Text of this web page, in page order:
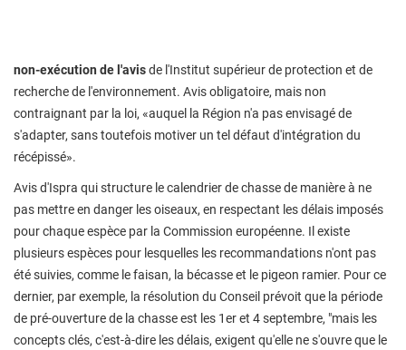
non-exécution de l'avisde l'Institut supérieur de protection et de
recherche de l'environnement. Avis obligatoire, mais non
contraignant par la loi, «auquel la Région n'a pas envisagé de
s'adapter, sans toutefois motiver un tel défaut d'intégration du
récépissé».
Avis d'Ispra qui structure le calendrier de chasse de manière à ne
pas mettre en danger les oiseaux, en respectant les délais imposés
pour chaque espèce par la Commission européenne. Il existe
plusieurs espèces pour lesquelles les recommandations n'ont pas
été suivies, comme le faisan, la bécasse et le pigeon ramier. Pour ce
dernier, par exemple, la résolution du Conseil prévoit que la période
de pré-ouverture de la chasse est les 1er et 4 septembre, "mais les
concepts clés, c'est-à-dire les délais, exigent qu'elle ne s'ouvre que le